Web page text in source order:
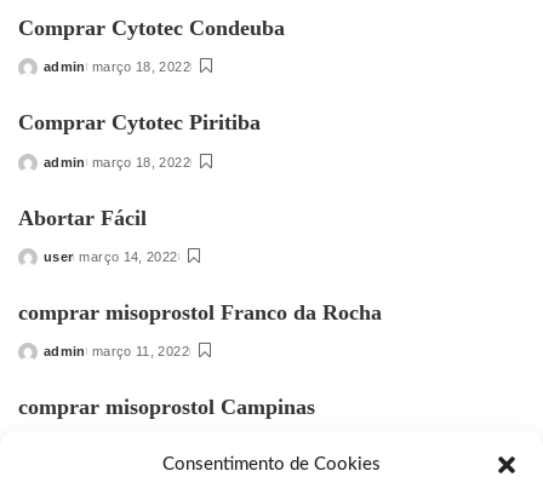
Consentimento de Cookies
Comprar Cytotec Condeuba
Posted
admin março 18, 2022
Comprar Cytotec Piritiba
Posted
admin março 18, 2022
Abortar Fácil
Posted
user março 14, 2022
comprar misoprostol Franco da Rocha
Posted
admin março 11, 2022
comprar misoprostol Campinas